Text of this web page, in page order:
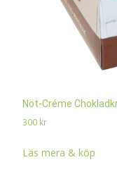
Nöt-Créme
300 kr
Läs mera & köp